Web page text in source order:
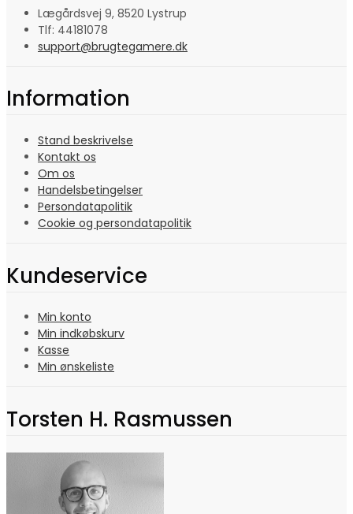
Lægårdsvej 9, 8520 Lystrup
Tlf: 44181078
support@brugtegamere.dk
Information
Stand beskrivelse
Kontakt os
Om os
Handelsbetingelser
Persondatapolitik
Cookie og persondatapolitik
Kundeservice
Min konto
Min indkøbskurv
Kasse
Min ønskeliste
Torsten H. Rasmussen